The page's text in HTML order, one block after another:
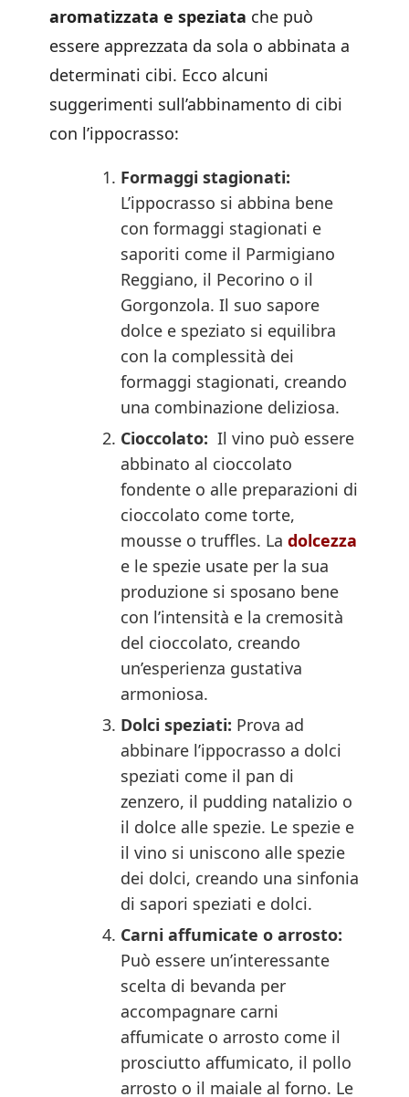
aromatizzata e speziata che può
essere apprezzata da sola o abbinata a
determinati cibi. Ecco alcuni
suggerimenti sull’abbinamento di cibi
con l’ippocrasso:
Formaggi stagionati:
L’ippocrasso si abbina bene
con formaggi stagionati e
saporiti come il Parmigiano
Reggiano, il Pecorino o il
Gorgonzola. Il suo sapore
dolce e speziato si equilibra
con la complessità dei
formaggi stagionati, creando
una combinazione deliziosa.
Cioccolato: Il vino può essere
abbinato al cioccolato
fondente o alle preparazioni di
cioccolato come torte,
mousse o truffles. La dolcezza
e le spezie usate per la sua
produzione si sposano bene
con l’intensità e la cremosità
del cioccolato, creando
un’esperienza gustativa
armoniosa.
Dolci speziati: Prova ad
abbinare l’ippocrasso a dolci
speziati come il pan di
zenzero, il pudding natalizio o
il dolce alle spezie. Le spezie e
il vino si uniscono alle spezie
dei dolci, creando una sinfonia
di sapori speziati e dolci.
Carni affumicate o arrosto:
Può essere un’interessante
scelta di bevanda per
accompagnare carni
affumicate o arrosto come il
prosciutto affumicato, il pollo
arrosto o il maiale al forno. Le